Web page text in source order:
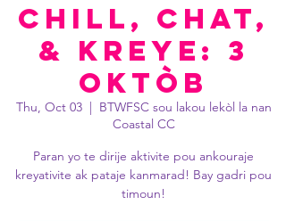
Chill, Chat,
& Kreye: 3
oktòb
Thu, Oct 03
  |
BTWFSC sou lakou lekòl la nan
Coastal CC
Paran yo te dirije aktivite pou ankouraje
kreyativite ak pataje kanmarad! Bay gadri pou
timoun!